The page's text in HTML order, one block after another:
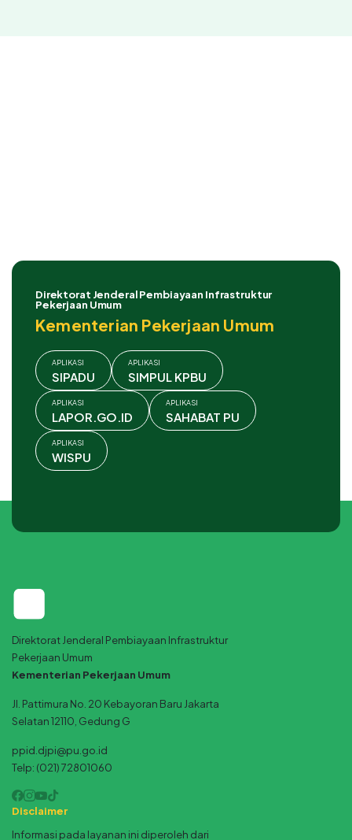
Direktorat Jenderal Pembiayaan Infrastruktur
Pekerjaan Umum
Kementerian Pekerjaan Umum
APLIKASI
SIPADU
APLIKASI
SIMPUL KPBU
APLIKASI
LAPOR.GO.ID
APLIKASI
SAHABAT PU
APLIKASI
WISPU
Direktorat Jenderal Pembiayaan Infrastruktur
Pekerjaan Umum
Kementerian Pekerjaan Umum
Jl. Pattimura No. 20 Kebayoran Baru Jakarta
Selatan 12110, Gedung G
ppid.djpi@pu.go.id
Telp: (021) 72801060
Disclaimer
Informasi pada layanan ini diperoleh dari